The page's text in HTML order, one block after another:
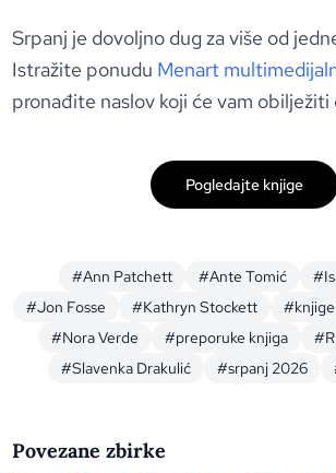
Srpanj je dovoljno dug za više od
Istražite ponudu Menart
pronađite naslov koji će vam obilježiti
Pogledajte knjige
#Ann Patchett #Ante Tomić
#Jon Fosse
#Kathryn Stockett #knjige
#Nora Verde
#preporuke knjiga
#Slavenka Drakulić
#srpanj 2026
Povezane zbirke